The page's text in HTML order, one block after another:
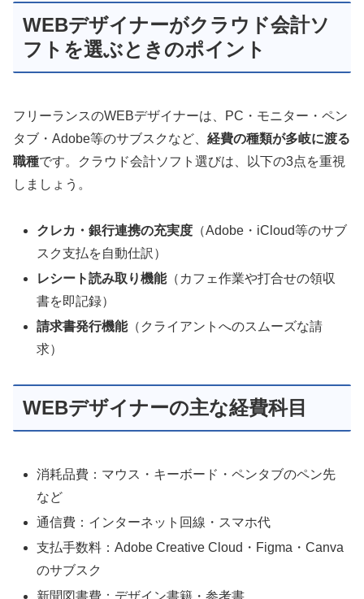
WEBデザイナーがクラウド会計ソ
フトを選ぶときのポイント
フリーランスのWEBデザイナーは、PC・モニター・ペン
タブ・Adobe等のサブスクなど、 経費の種類が多岐に渡る
職種です。クラウド会計ソフト選びは、以下の3点を重視
しましょう。
クレカ・銀行連携の充実度 （Adobe・iCloud等のサブ
スク支払を自動仕訳）
レシート読み取り機能（カフェ作業や打合せの領収
書を即記録）
請求書発行機能（クライアントへのスムーズな請
求）
WEBデザイナーの主な経費科目
消耗品費：マウス・キーボード・ペンタブのペン先
など
通信費：インターネット回線・スマホ代
支払手数料：Adobe Creative Cloud・Figma・Canva
のサブスク
新聞図書費：デザイン書籍・参考書